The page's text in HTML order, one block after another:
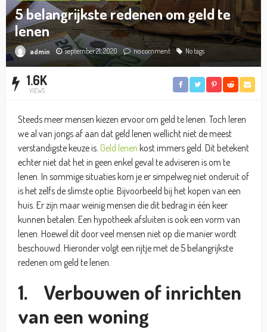
5 belangrijkste redenen om geld te
lenen
admin september 21, 2020 no comment No tags
1.6K
VIEWS
Steeds meer mensen kiezen ervoor om geld te lenen. Toch leren
we al van jongs af aan dat geld lenen wellicht niet de meest
verstandigste keuze is. Geld lenen kost immers geld. Dit betekent
echter niet dat het in geen enkel geval te adviseren is om te
lenen. In sommige situaties kom je er simpelweg niet onderuit of
is het zelfs de slimste optie. Bijvoorbeeld bij het kopen van een
huis. Er zijn maar weinig mensen die dit bedrag in één keer
kunnen betalen. Een hypotheek afsluiten is ook een vorm van
lenen. Hoewel dit door veel mensen niet op die manier wordt
beschouwd. Hieronder volgt een rijtje met de 5 belangrijkste
redenen om geld te lenen.
1. Verbouwen of inrichten
van een woning